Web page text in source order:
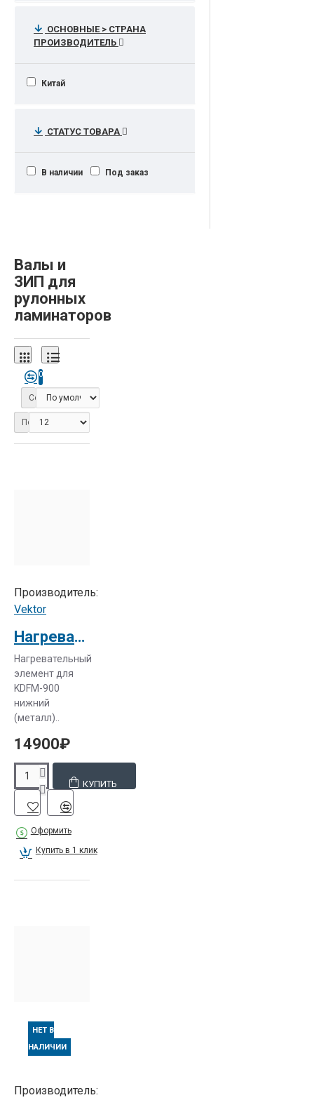
ОСНОВНЫЕ > СТРАНА
ПРОИЗВОДИТЕЛЬ
Китай
СТАТУС ТОВАРА
В наличии Под заказ
Валы и
ЗИП для
рулонных
ламинаторов
0
Сортировка:
Показать:
Производитель:
Vektor
Нагревательный элемент для KDFM-900 нижний (металл)
Нагревательный
элемент для
KDFM-900
нижний
(металл)..
14900₽
КУПИТЬ
Оформить
Купить в 1 клик
НЕТ В
НАЛИЧИИ
Производитель: